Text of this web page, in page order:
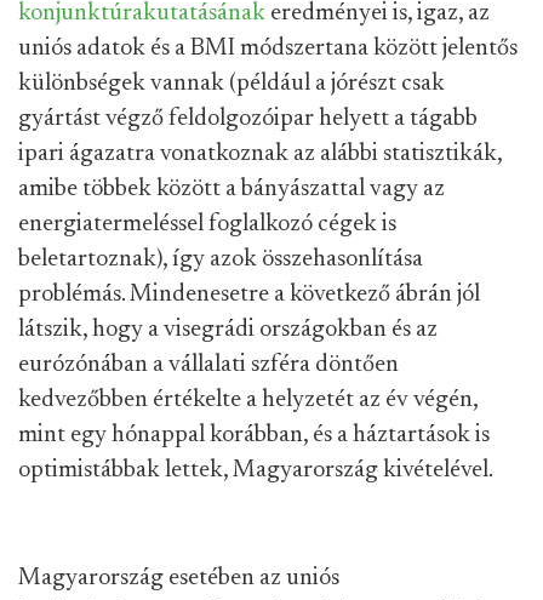
konjunktúrakutatásának eredményei is, igaz, az
uniós adatok és a BMI módszertana között jelentős
különbségek vannak (például a jórészt csak
gyártást végző feldolgozóipar helyett a tágabb
ipari ágazatra vonatkoznak az alábbi statisztikák,
amibe többek között a bányászattal vagy az
energiatermeléssel foglalkozó cégek is
beletartoznak), így azok összehasonlítása
problémás. Mindenesetre a következő ábrán jól
látszik, hogy a visegrádi országokban és az
eurózónában a vállalati szféra döntően
kedvezőbben értékelte a helyzetét az év végén,
mint egy hónappal korábban, és a háztartások is
optimistábbak lettek, Magyarország kivételével.
Magyarország esetében az uniós